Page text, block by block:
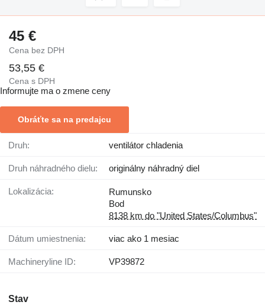
45 €
Cena bez DPH
53,55 €
Cena s DPH
Informujte ma o zmene ceny
Obráťte sa na predajcu
Druh: ventilátor chladenia
Druh náhradného dielu: originálny náhradný diel
Lokalizácia:
Rumunsko
Bod
8138 km do "United States/Columbus"
Dátum umiestnenia: viac ako 1 mesiac
Machineryline ID: VP39872
Stav